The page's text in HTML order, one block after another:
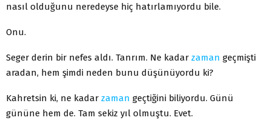
nasıl olduğunu neredeyse hiç hatırlamıyordu bile.
Onu.
Seger derin bir nefes aldı. Tanrım. Ne kadar zaman geçmişti
aradan, hem şimdi neden bunu düşünüyordu ki?
Kahretsin ki, ne kadar zaman geçtiğini biliyordu. Günü
gününe hem de. Tam sekiz yıl olmuştu. Evet.